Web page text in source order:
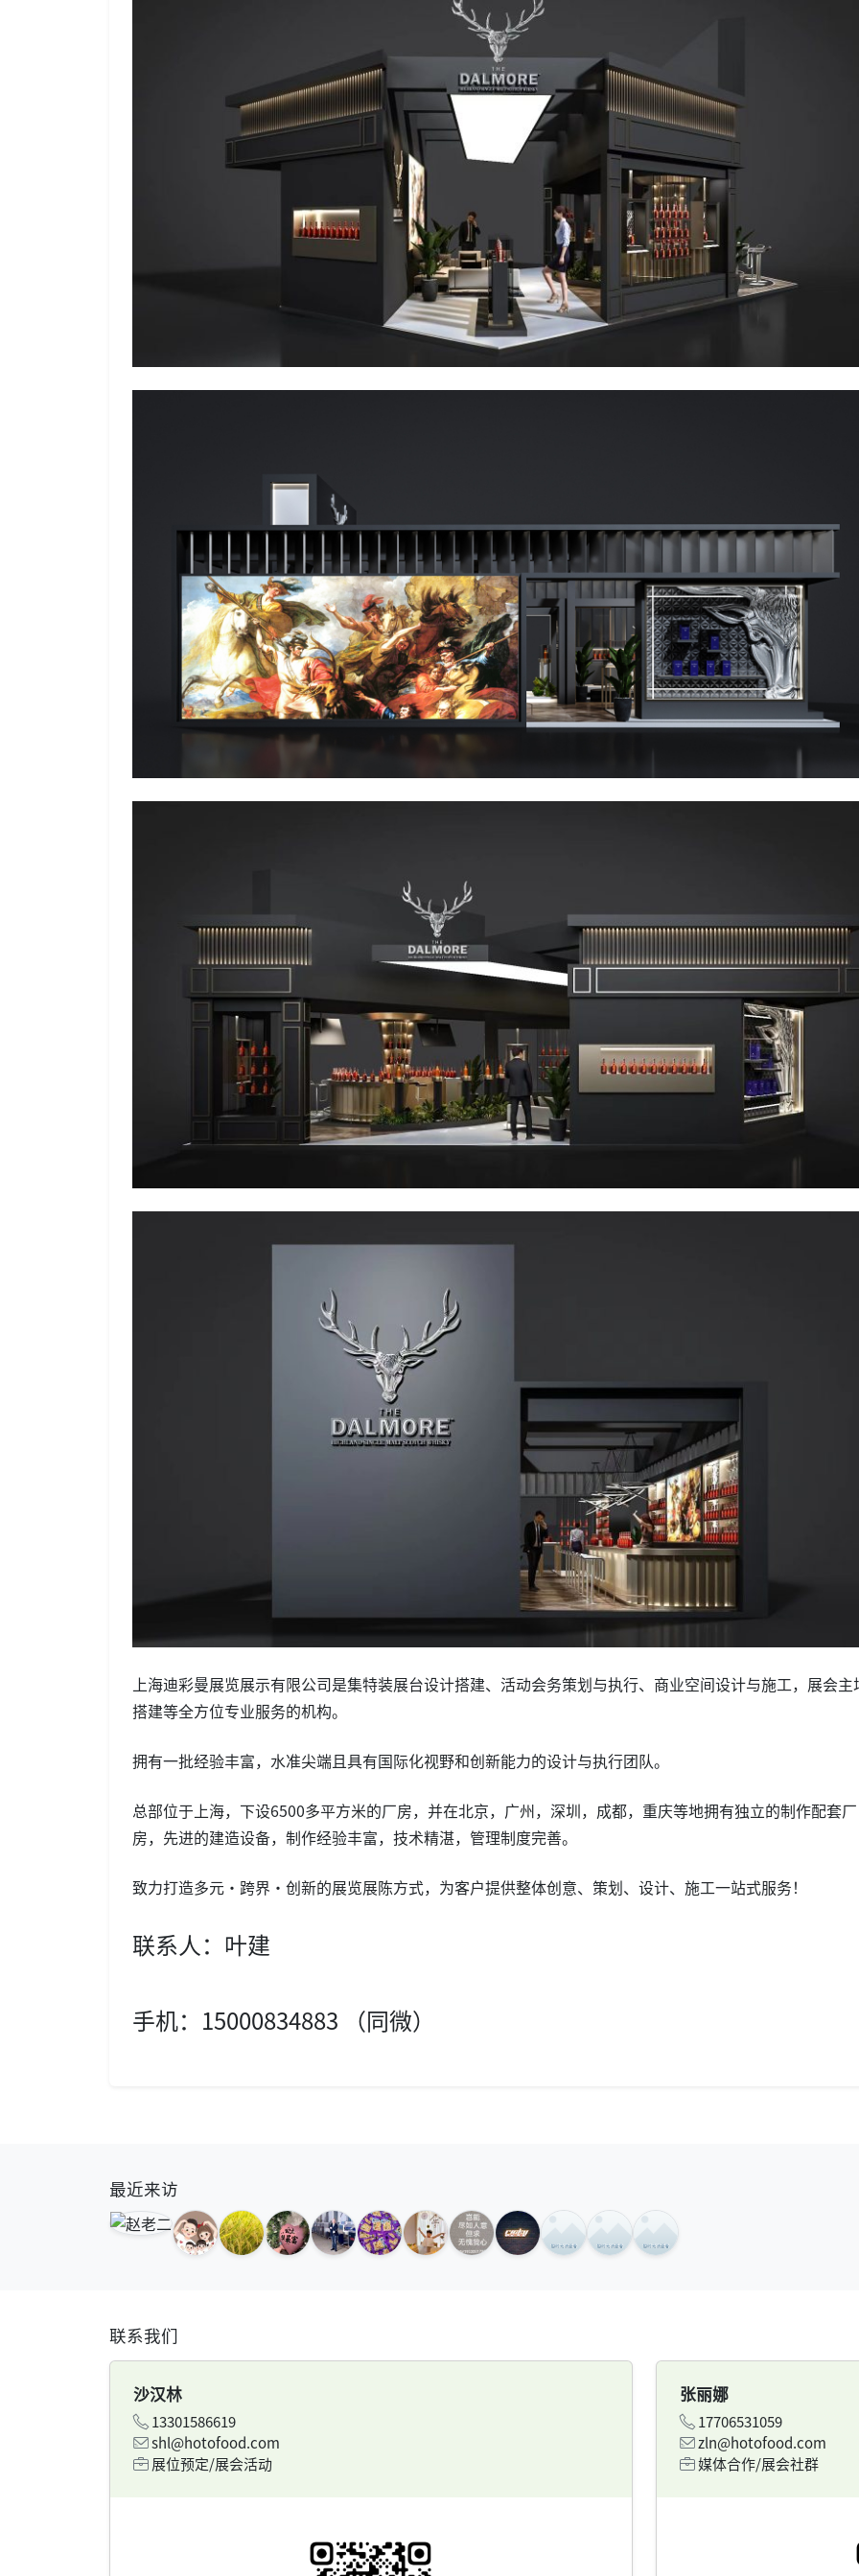
上海迪彩曼展览展示有限公司是集特装展台设计搭建、活动会务策划与执行、商业空间设计与施工，展会主
搭建等全方位专业服务的机构。
拥有一批经验丰富，水准尖端且具有国际化视野和创新能力的设计与执行团队。
总部位于上海，下设6500多平方米的厂房，并在北京，广州，深圳，成都，重庆等地拥有独立的制作配套厂
房，先进的建造设备，制作经验丰富，技术精湛，管理制度完善。
致力打造多元·跨界·创新的展览展陈方式，为客户提供整体创意、策划、设计、施工一站式服务！
联系人：叶建
手机：15000834883 （同微）
最近来访
联系我们
沙汉林
13301586619
shl@hotofood.com
展位预定/展会活动
张丽娜
17706531059
zln@hotofood.com
媒体合作/展会社群